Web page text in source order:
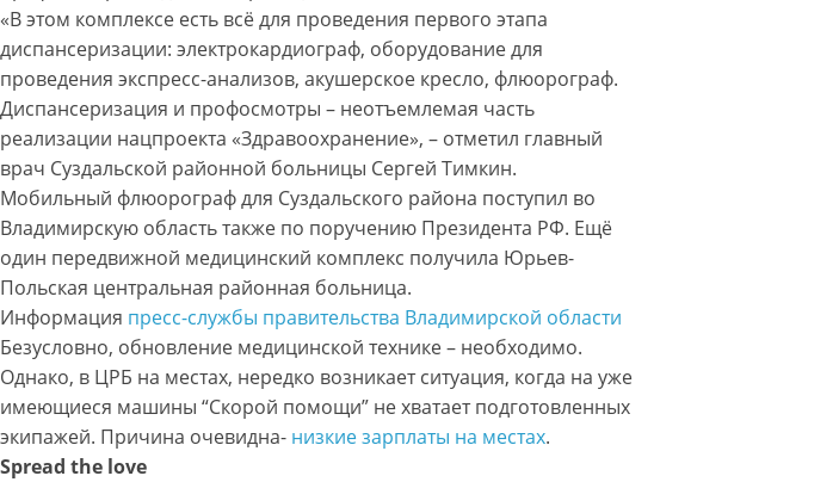
«В этом комплексе есть всё для проведения первого этапа
диспансеризации: электрокардиограф, оборудование для
проведения экспресс-анализов, акушерское кресло, флюорограф.
Диспансеризация и профосмотры – неотъемлемая часть
реализации нацпроекта «Здравоохранение», – отметил главный
врач Суздальской районной больницы Сергей Тимкин.
Мобильный флюорограф для Суздальского района поступил во
Владимирскую область также по поручению Президента РФ. Ещё
один передвижной медицинский комплекс получила Юрьев-
Польская центральная районная больница.
Информация пресс-службы правительства Владимирской области
Безусловно, обновление медицинской технике – необходимо.
Однако, в ЦРБ на местах, нередко возникает ситуация, когда на уже
имеющиеся машины “Скорой помощи” не хватает подготовленных
экипажей. Причина очевидна- низкие зарплаты на местах.
Spread the love